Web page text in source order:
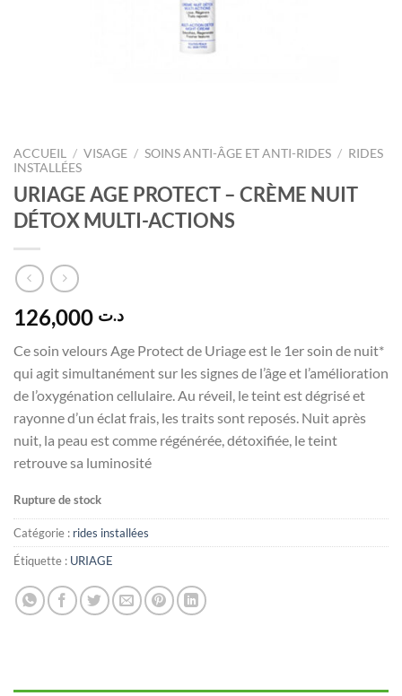
ACCUEIL / VISAGE / SOINS ANTI-ÂGE ET ANTI-RIDES / RIDES
INSTALLÉES
URIAGE AGE PROTECT – CRÈME NUIT
DÉTOX MULTI-ACTIONS
د.ت
Ce soin velours Age Protect de Uriage est le 1er soin de nuit*
qui agit simultanément sur les signes de l’âge et l’amélioration
de l’oxygénation cellulaire. Au réveil, le teint est dégrisé et
rayonne d’un éclat frais, les traits sont reposés. Nuit après
nuit, la peau est comme régénérée, détoxifiée, le teint
retrouve sa luminosité
Rupture de stock
Catégorie : rides installées
Étiquette : URIAGE